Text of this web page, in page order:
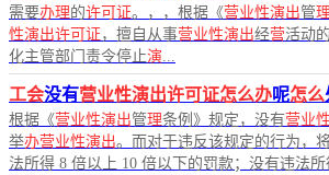
需要办理的许可证。，，根据《营业性演出管理
性演出许可证，擅自从事营业性演出经营活动
化主管部门责令停止演
工会没有营业性演出许可证怎么办呢怎么
根据《营业性演出管理条例》规定，没有营业
举办营业性演出。而对于违反该规定的行为，
法所得 8 倍以上 10 倍以下的罚款；没有违法